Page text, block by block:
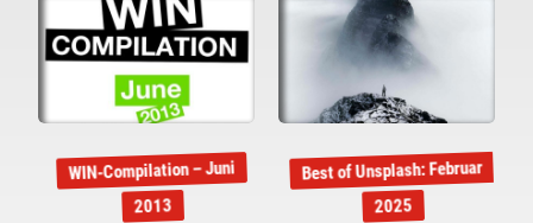
WIN-Compilation – Juni
2013
Best of Unsplash: Februar
2025